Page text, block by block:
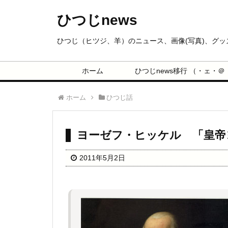
ひつじnews
ひつじ（ヒツジ、羊）のニュース、画像(写真)、グ
ホーム ひつじnews移行 （・ェ・＠
ホーム ひつじ話
ヨーゼフ・ヒッケル 「皇帝
2011年5月2日